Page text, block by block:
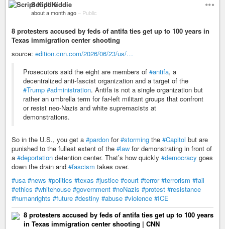
Script Kiddie
about a month ago – Public
8 protesters accused by feds of antifa ties get up to 100 years in
Texas immigration center shooting
source: edition.cnn.com/2026/06/23/us/…
Prosecutors said the eight are members of #antifa, a
decentralized anti-fascist organization and a target of the
#Trump #administration. Antifa is not a single organization but
rather an umbrella term for far-left militant groups that confront
or resist neo-Nazis and white supremacists at
demonstrations.
So in the U.S., you get a #pardon for#storming the #Capitol but are
punished to the fullest extent of the #law for demonstrating in front of
a #deportation detention center. That’s how quickly #democracy goes
down the drain and #fascism takes over.
#usa #news #politics #texas #justice #court #terror #terrorism #fail
#ethics #whitehouse #government #noNazis #protest #resistance
#humanrights #future #destiny #abuse #violence #ICE
8 protesters accused by feds of antifa ties get up to 100 years
in Texas immigration center shooting | CNN